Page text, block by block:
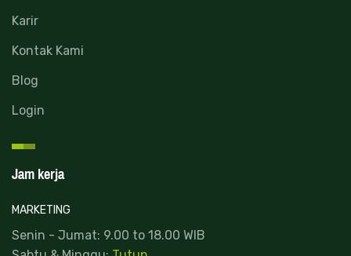
Karir
Kontak Kami
Blog
Login
Jam kerja
MARKETING
Senin - Jumat: 9.00 to 18.00 WIB